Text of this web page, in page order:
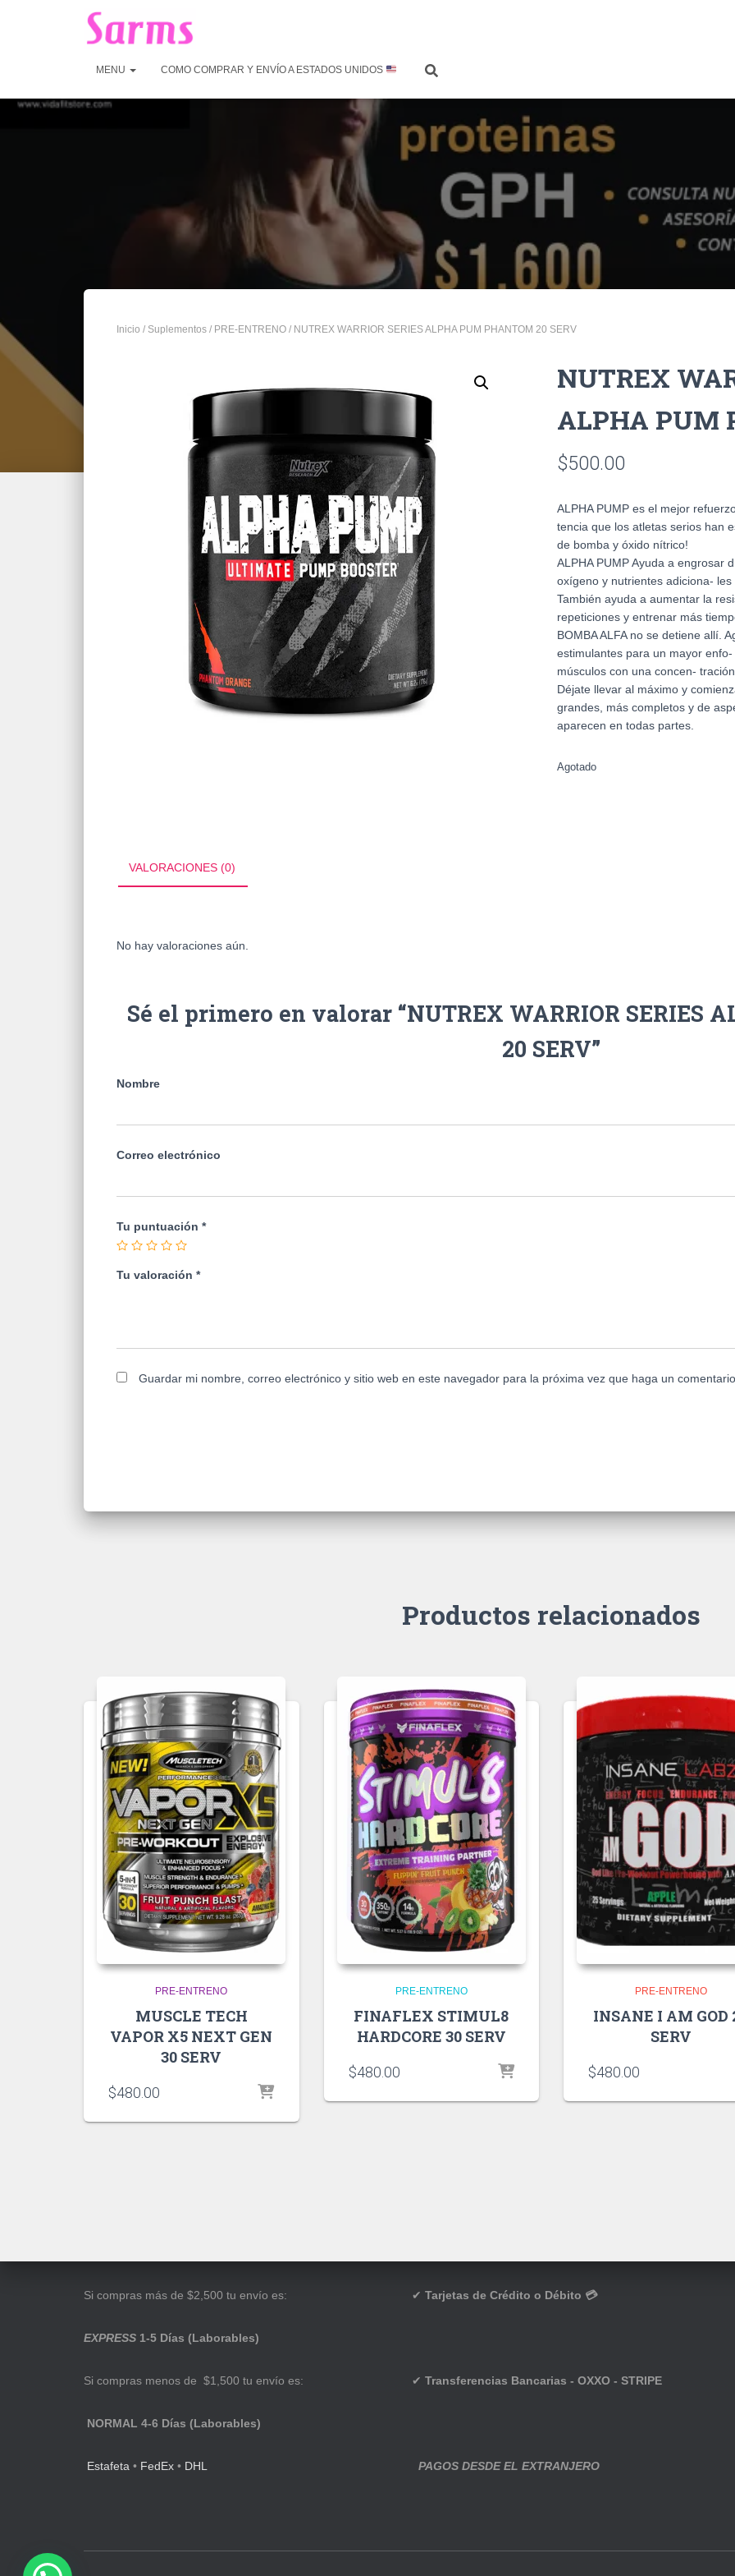
MENU COMO COMPRAR Y ENVÍO A ESTADOS UNIDOS
Inicio / Suplementos / PRE-ENTRENO / NUTREX WARRIOR SERIES ALPHA PUM PHANTOM 20 SERV
NUTREX
ALPHA PUM
$500.00
ALPHA PUMP es el mejor
tencia que los atletas serios han
de bomba y óxido nítrico!
ALPHA PUMP Ayuda a engrosar
oxígeno y nutrientes adiciona-
También ayuda a aumentar la
repeticiones y entrenar más
BOMBA ALFA no se detiene allí.
estimulantes para un mayor
músculos con una concen-
Déjate llevar al máximo y
grandes, más completos y de
aparecen en todas partes.
Agotado
VALORACIONES (0)
No hay valoraciones aún.
Sé el primero en valorar “NUTREX WARRIOR SERIES
20 SERV”
Nombre
Correo electrónico
Tu puntuación *
Tu valoración *
Guardar mi nombre, correo electrónico y sitio web en este navegador para la próxima vez que haga un
Productos relacionados
PRE-ENTRENO
MUSCLE TECH
VAPOR X5 NEXT GEN
30 SERV
$480.00
PRE-ENTRENO
FINAFLEX STIMUL8
HARDCORE 30 SERV
$480.00
PRE-ENTRENO
INSANE I AM GOD
SERV
$480.00
Si compras más de $2,500 tu envío es:
EXPRESS 1-5 Días (Laborables)
Si compras menos de $1,500 tu envío es:
NORMAL 4-6 Días (Laborables)
Estafeta • FedEx • DHL
✔ Tarjetas de Crédito o Débito 💳
✔ Transferencias Bancarias - OXXO - STRIPE
PAGOS DESDE EL EXTRANJERO